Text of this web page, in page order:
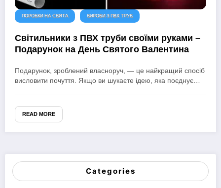
ПОРОБКИ НА СВЯТА ВИРОБИ З ПВХ ТРУБ
Світильники з ПВХ труби своїми руками –
Подарунок на День Святого Валентина
Подарунок, зроблений власноруч, — це найкращий спосіб
висловити почуття. Якщо ви шукаєте ідею, яка поєднує…
READ MORE
Categories